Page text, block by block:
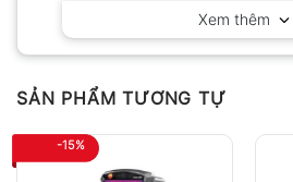
Xem thêm
SẢN PHẨM TƯƠNG TỰ
-15%